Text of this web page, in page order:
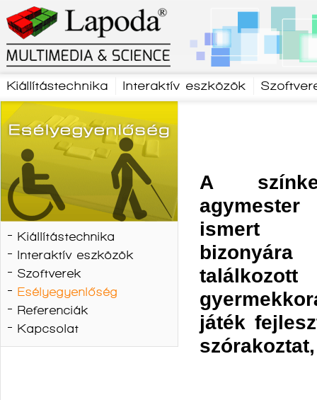
Kiállítástechnika Interaktív eszközök
Kiállítástechnika
Interaktív eszközök
Szoftverek
Esélyegyenlőség
Referenciák
Kapcsolat
A
ismert
találkozott
játék